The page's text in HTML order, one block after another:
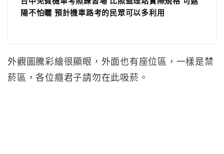
陽不怕曬 預計機車路考的民眾可以多利用
外觀圖騰彩繪很顯眼，外面也有座位區，一樣是禁
菸區，各位癮君子請勿在此吸菸。